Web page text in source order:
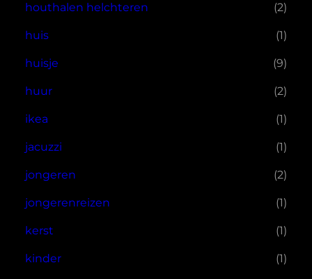
houthalen helchteren (2)
huis (1)
huisje (9)
huur (2)
ikea (1)
jacuzzi (1)
jongeren (2)
jongerenreizen (1)
kerst (1)
kinder (1)